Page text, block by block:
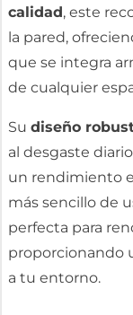
calidad, este
la pared,
que se integra
de cualquier
Sudiseño
al desgaste
un rendimiento
más sencillo de
perfecta para
proporcionando
a tu entorno.